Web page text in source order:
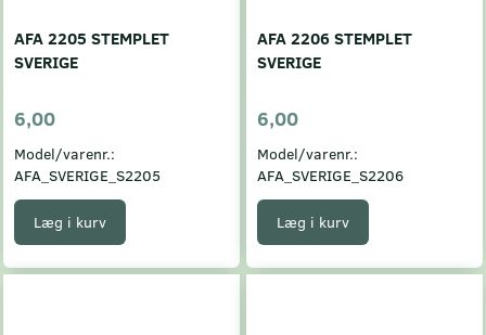
AFA 2205 STEMPLET
SVERIGE
6,00
Model/varenr.:
AFA_SVERIGE_S2205
Læg i kurv
AFA 2206 STEMPLET
SVERIGE
6,00
Model/varenr.:
AFA_SVERIGE_S2206
Læg i kurv